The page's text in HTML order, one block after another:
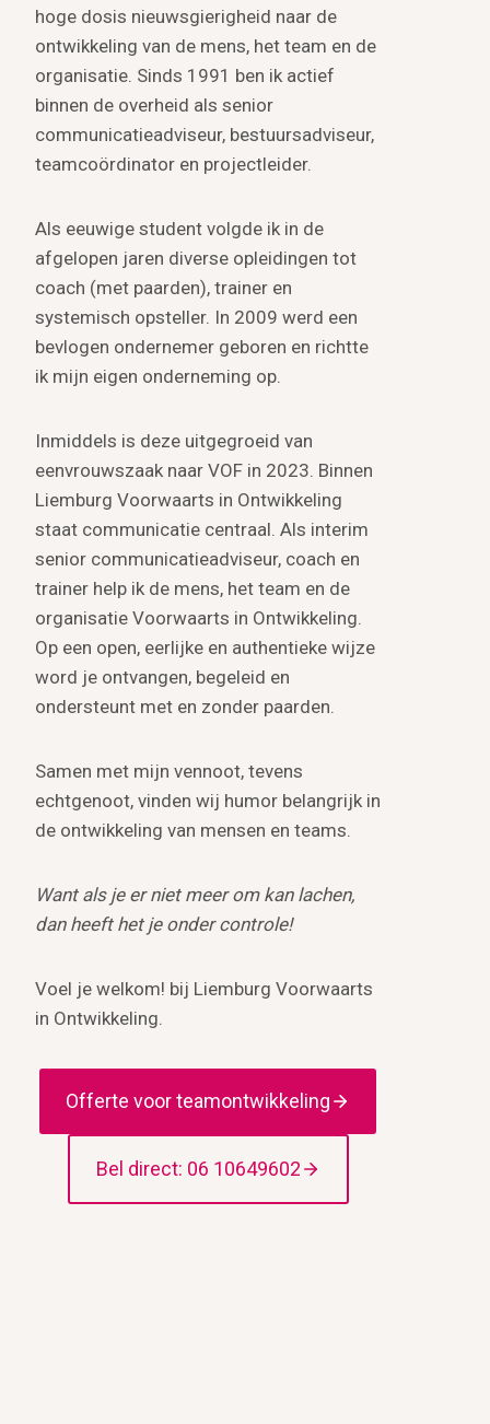
hoge dosis nieuwsgierigheid naar de
ontwikkeling van de mens, het team en de
organisatie. Sinds 1991 ben ik actief
binnen de overheid als senior
communicatieadviseur, bestuursadviseur,
teamcoördinator en projectleider.
Als eeuwige student volgde ik in de
afgelopen jaren diverse opleidingen tot
coach (met paarden), trainer en
systemisch opsteller. In 2009 werd een
bevlogen ondernemer geboren en richtte
ik mijn eigen onderneming op.
Inmiddels is deze uitgegroeid van
eenvrouwszaak naar VOF in 2023. Binnen
Liemburg Voorwaarts in Ontwikkeling
staat communicatie centraal. Als interim
senior communicatieadviseur, coach en
trainer help ik de mens, het team en de
organisatie Voorwaarts in Ontwikkeling.
Op een open, eerlijke en authentieke wijze
word je ontvangen, begeleid en
ondersteunt met en zonder paarden.
Samen met mijn vennoot, tevens
echtgenoot, vinden wij humor belangrijk in
de ontwikkeling van mensen en teams.
Want als je er niet meer om kan lachen,
dan heeft het je onder controle!
Voel je welkom! bij Liemburg Voorwaarts
in Ontwikkeling.
Offerte voor teamontwikkeling
Bel direct: 06 10649602